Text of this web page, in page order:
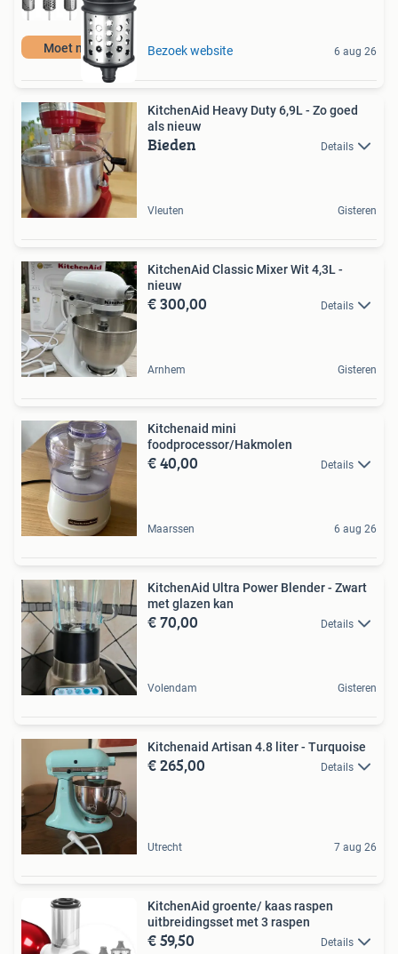
Moet nu weg Bezoek website 6 aug 26
KitchenAid Heavy Duty 6,9L - Zo goed
als nieuw
Bieden Details
Vleuten Gisteren
KitchenAid Classic Mixer Wit 4,3L -
nieuw
€ 300,00 Details
Arnhem Gisteren
Kitchenaid mini
foodprocessor/Hakmolen
€ 40,00 Details
Maarssen 6 aug 26
KitchenAid Ultra Power Blender - Zwart
met glazen kan
€ 70,00 Details
Volendam Gisteren
Kitchenaid Artisan 4.8 liter - Turquoise
€ 265,00 Details
Utrecht 7 aug 26
KitchenAid groente/ kaas raspen
uitbreidingsset met 3 raspen
€ 59,50 Details